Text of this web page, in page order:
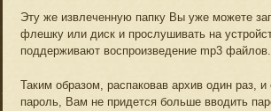
Эту же извлеченную папку Вы уже можете
флешку или диск и прослушивать на
поддерживают воспроизведение mp3 файлов.
Таким образом, распаковав архив один раз, и
пароль, Вам не придется больше вводить